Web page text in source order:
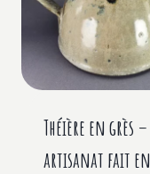
Théière en grès –
artisanat fait en